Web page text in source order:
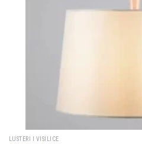
LUSTERI I VISILICE